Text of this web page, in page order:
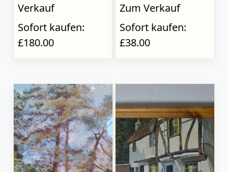
Verkauf
Sofort kaufen:
£180.00
Zum Verkauf
Sofort kaufen:
£38.00